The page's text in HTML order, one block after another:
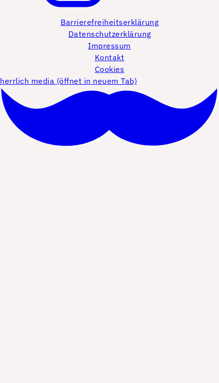
Barrierefreiheitserklärung
Datenschutzerklärung
Impressum
Kontakt
Cookies
herrlich media (öffnet in neuem Tab)